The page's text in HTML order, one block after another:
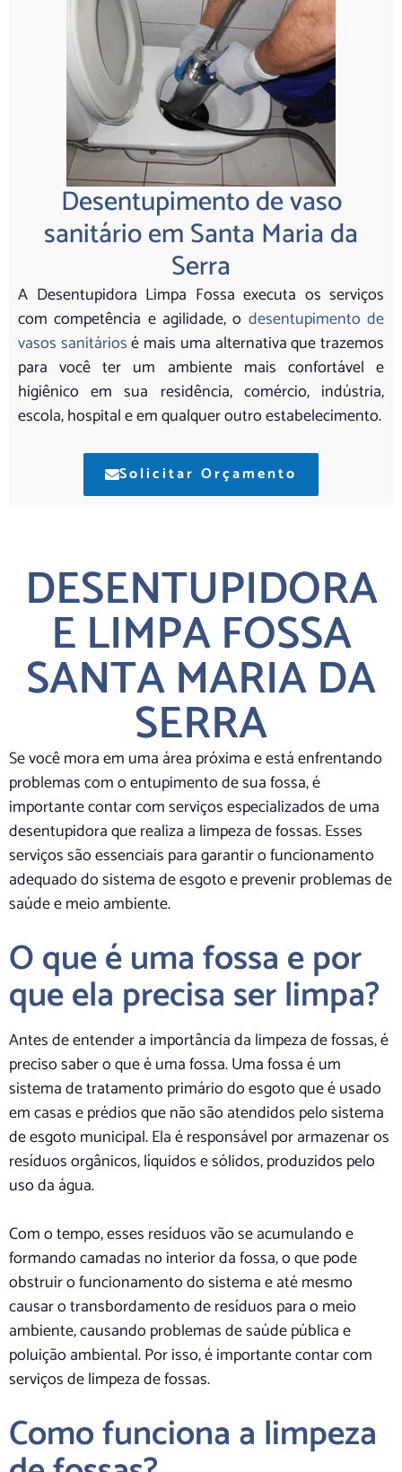
Desentupimento de vaso
sanitário em Santa Maria da
Serra
A Desentupidora Limpa Fossa executa os serviços
com competência e agilidade, o desentupimento de
vasos sanitáriosé mais uma alternativa que trazemos
para você ter um ambiente mais confortável e
higiênico em sua residência, comércio, indústria,
escola, hospital e em qualquer outro estabelecimento.
Solicitar Orçamento
DESENTUPIDORA
E LIMPA FOSSA
SANTA MARIA DA
SERRA
Se você mora em uma área próxima e está enfrentando
problemas com o entupimento de sua fossa, é
importante contar com serviços especializados de uma
desentupidora que realiza a limpeza de fossas. Esses
serviços são essenciais para garantir o funcionamento
adequado do sistema de esgoto e prevenir problemas de
saúde e meio ambiente.
O que é uma fossa e por
que ela precisa ser limpa?
Antes de entender a importância da limpeza de fossas, é
preciso saber o que é uma fossa. Uma fossa é um
sistema de tratamento primário do esgoto que é usado
em casas e prédios que não são atendidos pelo sistema
de esgoto municipal. Ela é responsável por armazenar os
resíduos orgânicos, líquidos e sólidos, produzidos pelo
uso da água.
Com o tempo, esses resíduos vão se acumulando e
formando camadas no interior da fossa, o que pode
obstruir o funcionamento do sistema e até mesmo
causar o transbordamento de resíduos para o meio
ambiente, causando problemas de saúde pública e
poluição ambiental. Por isso, é importante contar com
serviços de limpeza de fossas.
Como funciona a limpeza